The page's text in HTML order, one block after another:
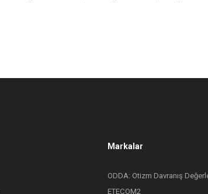
Markalar
ODDA: Otizm Davranış
ETEÇOM2